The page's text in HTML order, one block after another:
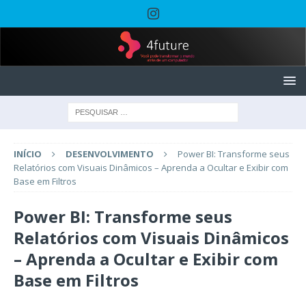
INÍCIO DESENVOLVIMENTO
Power BI: Transforme seus
Relatórios com Visuais Dinâmicos – Aprenda a Ocultar e Exibir com
Base em Filtros
Power BI: Transforme seus
Relatórios com Visuais Dinâmicos
– Aprenda a Ocultar e Exibir com
Base em Filtros